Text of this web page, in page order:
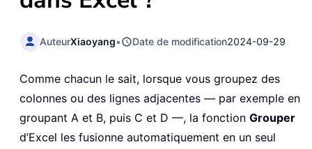
AuteurXiaoyang• Date de modification2024-09-29
Comme chacun le sait, lorsque vous groupez des
colonnes ou des lignes adjacentes — par exemple en
groupant A et B, puis C et D —, la fonction Grouper
d’Excel les fusionne automatiquement en un seul